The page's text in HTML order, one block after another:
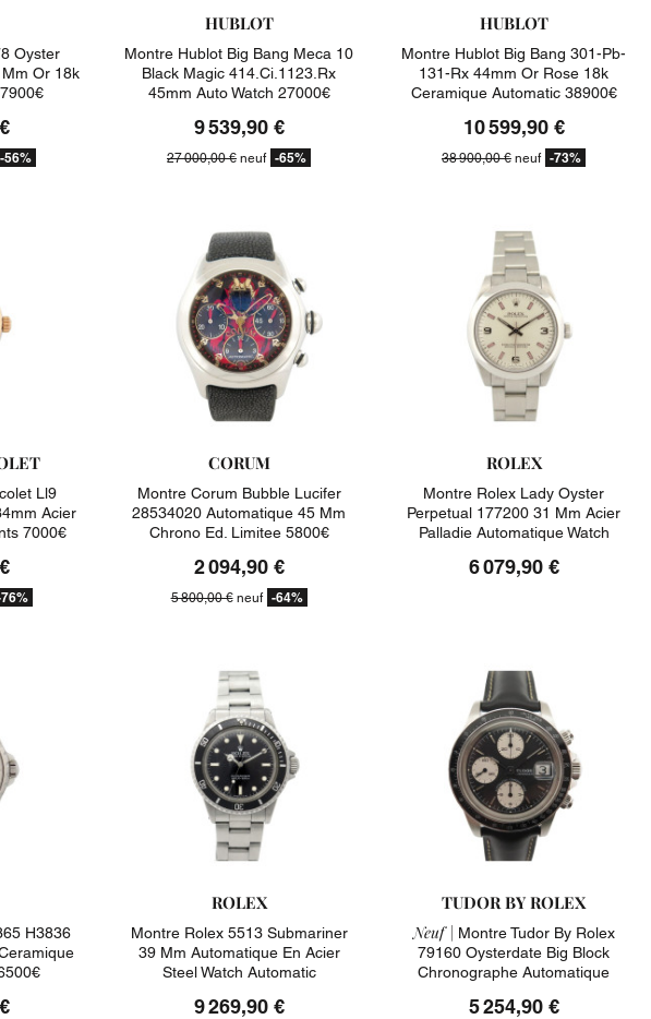
Oyster
Or 18k
-56%
HUBLOT
Montre Hublot Big Bang Meca 10
Black Magic 414.ci.1123.rx
45mm Auto Watch 27000€
9 539,90 €
27 000,00 € neuf -65%
HUBLOT
Montre Hublot Big Bang 301-Pb-
131-Rx 44mm Or Rose 18k
Ceramique Automatic 38900€
10 599,90 €
38 900,00 € neuf -73%
Ll9
Acier
7000€
CORUM
Montre Corum Bubble Lucifer
28534020 Automatique 45 Mm
Chrono Ed. Limitee 5800€
2 094,90 €
5 800,00 €neuf -64%
ROLEX
Montre Rolex Lady Oyster
Perpetual 177200 31 Mm Acier
Palladie Automatique Watch
6 079,90 €
H3836
ROLEX
Montre Rolex 5513 Submariner
39 Mm Automatique En Acier
Steel Watch Automatic
9 269,90 €
TUDOR BY ROLEX
Neuf | Montre Tudor By Rolex
79160 Oysterdate Big Block
Chronographe Automatique
5 254,90 €